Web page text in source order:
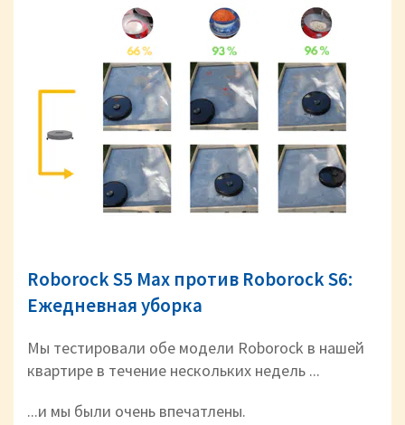
Roborock S5 Max против Roborock S6:
Ежедневная уборка
Мы тестировали обе модели Roborock в нашей
квартире в течение нескольких недель ...
...и мы были очень впечатлены.